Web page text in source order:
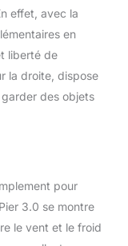
effet, avec la
en
liberté de
la droite, dispose
des objets
pour
3.0 se montre
le vent et le froid